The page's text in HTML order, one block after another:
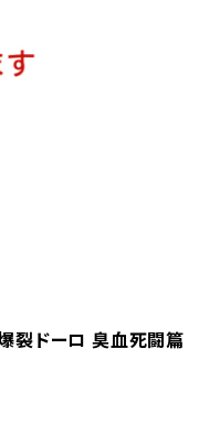
裂ドーロ 臭血死闘篇